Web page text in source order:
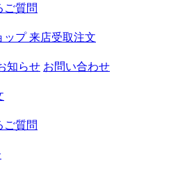
ご質問
ップ来店受取注文
知らせ お問い合わせ
ご質問